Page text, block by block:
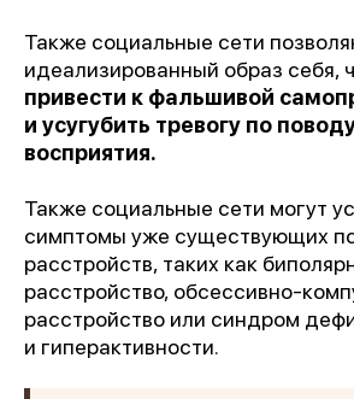
Также социальные сети
идеализированный образ себя,
привести к фальшивой
и усугубить тревогу по
восприятия.
Также социальные сети могут
симптомы уже существующих
расстройств, таких как
расстройство, обсессивно-
расстройство или синдром
и гиперактивности.